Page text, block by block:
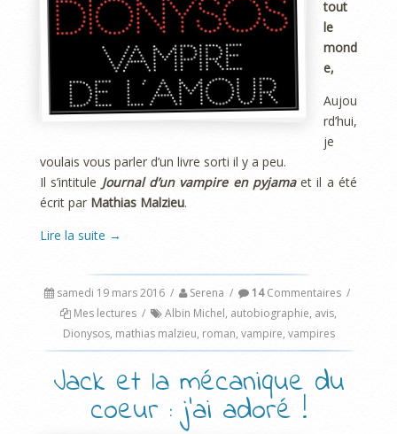
tout
le
mond
e,
Aujou
rd’hui,
je
voulais vous parler d’un livre sorti il y a peu.
Il s’intitule Journal d’un vampire en pyjama et il a été
écrit par Mathias Malzieu.
Lire la suite →
samedi 19 mars 2016 / Serena / 14Commentaires /
Mes lectures / Albin Michel, autobiographie, avis,
Dionysos, mathias malzieu, roman, vampire, vampires
Jack et la mécanique du
coeur : j’ai adoré !